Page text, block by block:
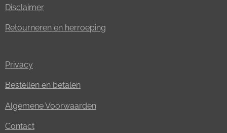
Disclaimer
Retourneren en herroeping
Privacy
Bestellen en betalen
Algemene Voorwaarden
Contact